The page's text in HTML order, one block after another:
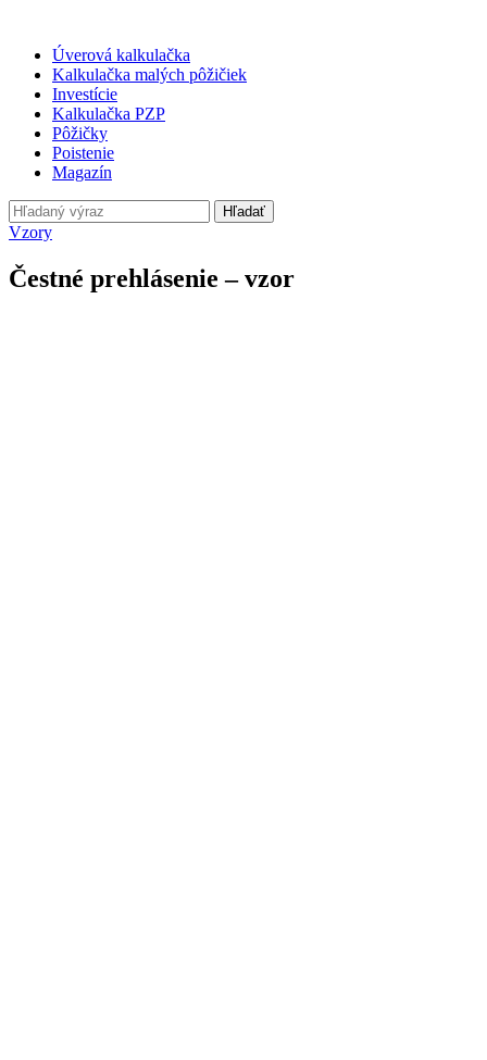
Úverová kalkulačka
Kalkulačka malých pôžičiek
Investície
Kalkulačka PZP
Pôžičky
Poistenie
Magazín
Hľadať
Vzory
Čestné prehlásenie – vzor